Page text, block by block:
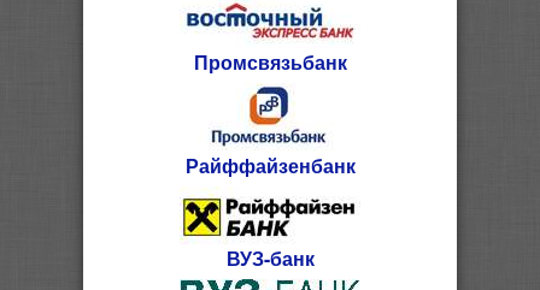
Промсвязьбанк
Райффайзенбанк
ВУЗ-банк